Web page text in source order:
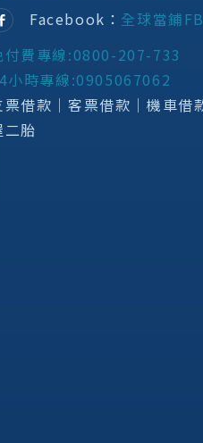
Facebook： 全球當鋪
付費專線:0800-207-733
小時專線:0905067062
票借款│客票借款│機車
二胎